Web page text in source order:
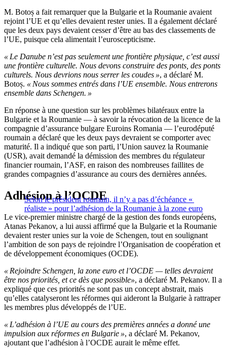
M. Botoș a fait remarquer que la Bulgarie et la Roumanie avaient
rejoint l’UE et qu’elles devaient rester unies. Il a également déclaré
que les deux pays devaient cesser d’être au bas des classements de
l’UE, puisque cela alimentait l’euroscepticisme.
« Le Danube n’est pas seulement une frontière physique, c’est aussi
une frontière culturelle. Nous devons construire des ponts, des ponts
culturels. Nous devrions nous serrer les coudes », a déclaré M.
Botoș. « Nous sommes entrés dans l’UE ensemble. Nous entrerons
ensemble dans Schengen. »
En réponse à une question sur les problèmes bilatéraux entre la
Bulgarie et la Roumanie — à savoir la révocation de la licence de la
compagnie d’assurance bulgare Euroins Romania — l’eurodéputé
roumain a déclaré que les deux pays devraient se comporter avec
maturité. Il a indiqué que son parti, l’Union sauvez la Roumanie
(USR), avait demandé la démission des membres du régulateur
financier roumain, l’ASF, en raison des nombreuses faillites de
grandes compagnies d’assurance au cours des dernières années.
Selon le président roumain, il n’y a pas d’échéance «
réaliste » pour l’adhésion de la Roumanie à la zone euro
Adhésion à l’OCDE
Le vice-premier ministre chargé de la gestion des fonds européens,
Atanas Pekanov, a lui aussi affirmé que la Bulgarie et la Roumanie
devaient rester unies sur la voie de Schengen, tout en soulignant
l’ambition de son pays de rejoindre l’Organisation de coopération et
de développement économiques (OCDE).
« Rejoindre Schengen, la zone euro et l’OCDE — telles devraient
être nos priorités, et ce dès que possible», a déclaré M. Pekanov. Il a
expliqué que ces priorités ne sont pas un concept abstrait, mais
qu’elles catalyseront les réformes qui aideront la Bulgarie à rattraper
les membres plus développés de l’UE.
« L’adhésion à l’UE au cours des premières années a donné une
impulsion aux réformes en Bulgarie », a déclaré M. Pekanov,
ajoutant que l’adhésion à l’OCDE aurait le même effet.